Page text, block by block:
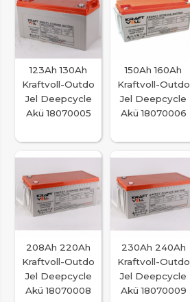
123Ah 130Ah
Kraftvoll-Outdo
Jel Deepcycle
Akü 18070005
150Ah 160Ah
Kraftvoll-Outdo
Jel Deepcycle
Akü 18070006
208Ah 220Ah
Kraftvoll-Outdo
Jel Deepcycle
Akü 18070008
230Ah 240Ah
Kraftvoll-Outdo
Jel Deepcycle
Akü 18070009